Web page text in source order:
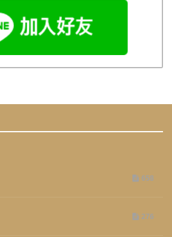
658
276